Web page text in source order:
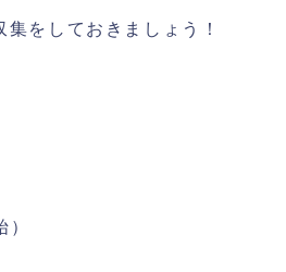
をしておきましょう！